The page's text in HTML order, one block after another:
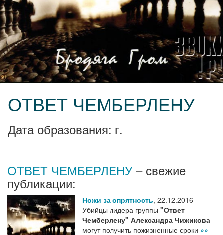
ОТВЕТ ЧЕМБЕРЛЕНУ
Дата образования: г.
ОТВЕТ ЧЕМБЕРЛЕНУ– свежие
публикации:
Ножи за опрятность, 22.12.2016
Убийцы лидера группы "Ответ
Чемберлену" Александра Чижикова
могут получить пожизненные сроки »»